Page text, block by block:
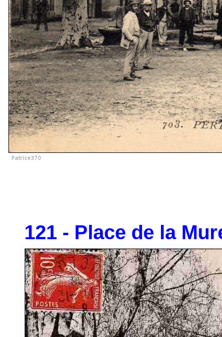
121 - Place de la